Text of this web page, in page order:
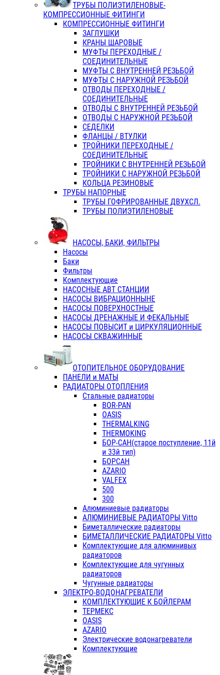
ТРУБЫ ПОЛИЭТИЛЕНОВЫЕ-
КОМПРЕССИОННЫЕ ФИТИНГИ
КОМПРЕССИОННЫЕ ФИТИНГИ
ЗАГЛУШКИ
КРАНЫ ШАРОВЫЕ
МУФТЫ ПЕРЕХОДНЫЕ /
СОЕДИНИТЕЛЬНЫЕ
МУФТЫ С ВНУТРЕННЕЙ РЕЗЬБОЙ
МУФТЫ С НАРУЖНОЙ РЕЗЬБОЙ
ОТВОДЫ ПЕРЕХОДНЫЕ /
СОЕДИНИТЕЛЬНЫЕ
ОТВОДЫ С ВНУТРЕННЕЙ РЕЗЬБОЙ
ОТВОДЫ С НАРУЖНОЙ РЕЗЬБОЙ
СЕДЕЛКИ
ФЛАНЦЫ / ВТУЛКИ
ТРОЙНИКИ ПЕРЕХОДНЫЕ /
СОЕДИНИТЕЛЬНЫЕ
ТРОЙНИКИ С ВНУТРЕННЕЙ РЕЗЬБОЙ
ТРОЙНИКИ С НАРУЖНОЙ РЕЗЬБОЙ
КОЛЬЦА РЕЗИНОВЫЕ
ТРУБЫ НАПОРНЫЕ
ТРУБЫ ГОФРИРОВАННЫЕ ДВУХСЛ.
ТРУБЫ ПОЛИЭТИЛЕНОВЫЕ
НАСОСЫ, БАКИ, ФИЛЬТРЫ
Насосы
Баки
Фильтры
Комплектующие
НАСОСНЫЕ АВТ СТАНЦИИ
НАСОСЫ ВИБРАЦИОННЫНЕ
НАСОСЫ ПОВЕРХНОСТНЫЕ
НАСОСЫ ДРЕНАЖНЫЕ И ФЕКАЛЬНЫЕ
НАСОСЫ ПОВЫСИТ и ЦИРКУЛЯЦИОННЫЕ
НАСОСЫ СКВАЖИННЫЕ
ОТОПИТЕЛЬНОЕ ОБОРУДОВАНИЕ
ПАНЕЛИ и МАТЫ
РАДИАТОРЫ ОТОПЛЕНИЯ
Стальные радиаторы
BOR-PAN
OASIS
THERMALKING
THERMOKING
БОР-САН(старое поступление, 11й
и 33й тип)
БОРСАН
AZARIO
VALFEX
500
300
Алюминиевые радиаторы
АЛЮМИНИЕВЫЕ РАДИАТОРЫ Vitto
Биметаллические радиаторы
БИМЕТАЛЛИЧЕСКИЕ РАДИАТОРЫ Vitto
Комплектующие для алюминивых
радиаторов
Комплектующие для чугунных
радиаторов
Чугунные радиаторы
ЭЛЕКТРО-ВОДОНАГРЕВАТЕЛИ
КОМПЛЕКТУЮЩИЕ К БОЙЛЕРАМ
ТЕРМЕКС
OASIS
AZARIO
Электрические водонагреватели
Комплектующие